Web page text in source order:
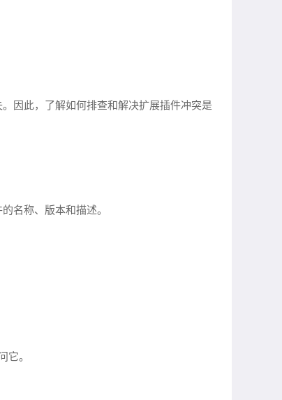
因此，了解如何排查和解决扩展插件冲突是
名称、版本和描述。
它。